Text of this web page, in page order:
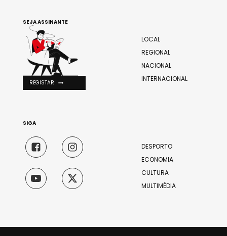
LOCAL
REGIONAL
NACIONAL
INTERNACIONAL
DESPORTO
ECONOMIA
CULTURA
MULTIMÉDIA
SEJA ASSINANTE
REGISTAR
SIGA